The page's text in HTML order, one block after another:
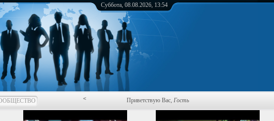
Суббота, 08.08.2026, 13:54
< Приветствую Вас, Гость